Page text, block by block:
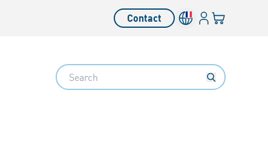
Contact Connexion
Votre panier
Search